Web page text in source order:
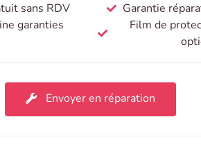
sans RDV
garanties
Garantie
Film de
Envoyer en réparation